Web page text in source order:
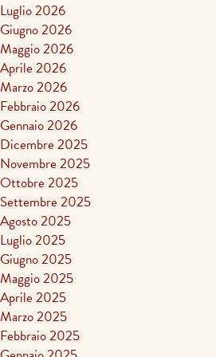
Luglio 2026
Giugno 2026
Maggio 2026
Aprile 2026
Marzo 2026
Febbraio 2026
Gennaio 2026
Dicembre 2025
Novembre 2025
Ottobre 2025
Settembre 2025
Agosto 2025
Luglio 2025
Giugno 2025
Maggio 2025
Aprile 2025
Marzo 2025
Febbraio 2025